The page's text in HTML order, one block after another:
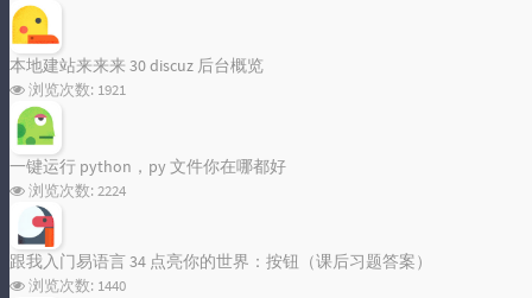
本地建站来来来 30 discuz 后台概览
浏览次数: 1921
一键运行 python，py 文件你在哪都好
浏览次数: 2224
跟我入门易语言 34 点亮你的世界：按钮（课后习题答案）
浏览次数: 1440